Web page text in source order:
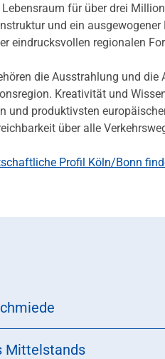
für über drei
und ein
eindrucksvollen regionalen
die Ausstrahlung und
Kreativität und
und produktivsten
über alle
Profil Köln/Bonn
Mittelstands